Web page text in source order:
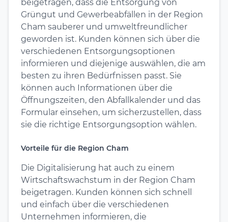
beigetragen, dass die Entsorgung von
Grüngut und Gewerbeabfällen in der Region
Cham sauberer und umweltfreundlicher
geworden ist. Kunden können sich über die
verschiedenen Entsorgungsoptionen
informieren und diejenige auswählen, die am
besten zu ihren Bedürfnissen passt. Sie
können auch Informationen über die
Öffnungszeiten, den Abfallkalender und das
Formular einsehen, um sicherzustellen, dass
sie die richtige Entsorgungsoption wählen.
Vorteile für die Region Cham
Die Digitalisierung hat auch zu einem
Wirtschaftswachstum in der Region Cham
beigetragen. Kunden können sich schnell
und einfach über die verschiedenen
Unternehmen informieren, die